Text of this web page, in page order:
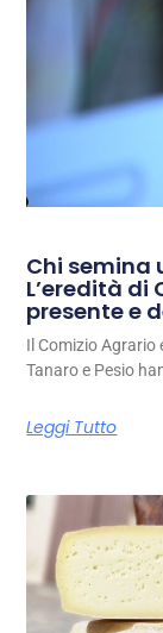
Chi semina
L’eredità di
presente e
Il Comizio Agrario
Tanaro e Pesio
Leggi Tutto